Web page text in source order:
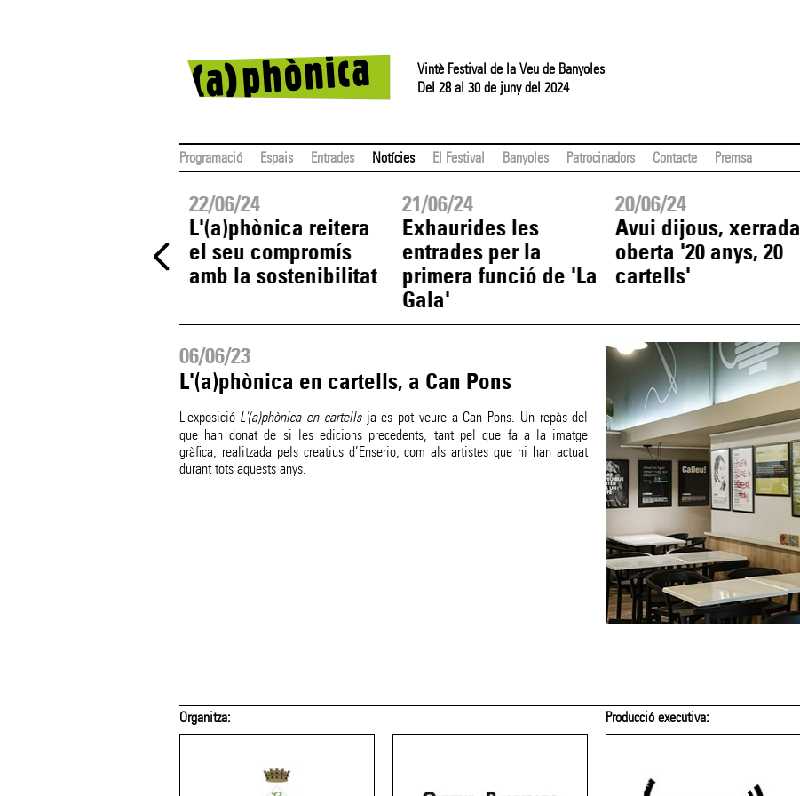
Vintè Festival de la Veu de Banyoles
Del 28 al 30 de juny del 2024
Programació Espais Entrades Notícies El Festival Banyoles Patrocinadors Contacte Premsa
22/06/24
L'(a)phònica reitera
el seu compromís
amb la sostenibilitat
21/06/24
Exhaurides les
entrades per la
primera funció de 'La
Gala'
20/06/24
Avui dijous, xerrada
oberta '20 anys, 20
cartells'
06/06/23
L'(a)phònica en cartells, a Can Pons
L'exposició L'(a)phònica en cartellsja es pot veure a Can Pons. Un repàs del
que han donat de si les edicions precedents, tant pel que fa a la imatge
gràfica, realitzada pels creatius d’Enserio, com als artistes que hi han actuat
durant tots aquests anys.
Organitza: Producció executiva: